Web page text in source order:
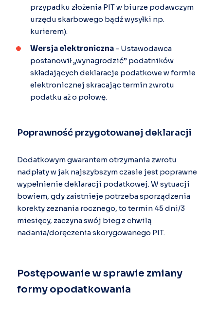
przypadku złożenia PIT w biurze podawczym
urzędu skarbowego bądź wysyłki np.
kurierem).
Wersja elektroniczna - Ustawodawca
postanowił „wynagrodzić” podatników
składających deklaracje podatkowe w formie
elektronicznej skracając termin zwrotu
podatku aż o połowę.
Poprawność przygotowanej deklaracji
Dodatkowym gwarantem otrzymania zwrotu
nadpłaty w jak najszybszym czasie jest poprawne
wypełnienie deklaracji podatkowej. W sytuacji
bowiem, gdy zaistnieje potrzeba sporządzenia
korekty zeznania rocznego, to termin 45 dni/3
miesięcy, zaczyna swój bieg z chwilą
nadania/doręczenia skorygowanego PIT.
Postępowanie w sprawie zmiany
formy opodatkowania